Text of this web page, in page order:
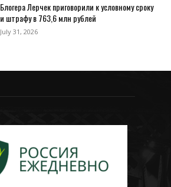
Блогера Лерчек приговорили к условному сроку
и штрафу в 763,6 млн рублей
July 31, 2026